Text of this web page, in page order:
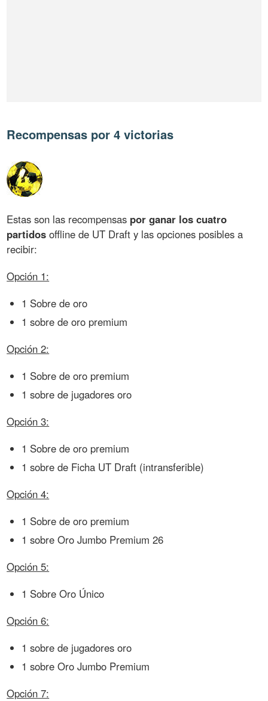
Recompensas por 4 victorias
Estas son las recompensas por ganar los cuatro
partidos offline de UT Draft y las opciones posibles a
recibir:
Opción 1:
1 Sobre de oro
1 sobre de oro premium
Opción 2:
1 Sobre de oro premium
1 sobre de jugadores oro
Opción 3:
1 Sobre de oro premium
1 sobre de Ficha UT Draft (intransferible)
Opción 4:
1 Sobre de oro premium
1 sobre Oro Jumbo Premium 26
Opción 5:
1 Sobre Oro Único
Opción 6:
1 sobre de jugadores oro
1 sobre Oro Jumbo Premium
Opción 7: